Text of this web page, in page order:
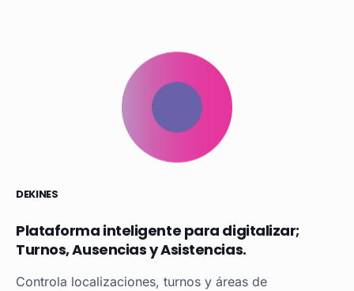
DEKINES
Plataforma inteligente para digitalizar;
Turnos, Ausencias y Asistencias.
Controla localizaciones, turnos y áreas de